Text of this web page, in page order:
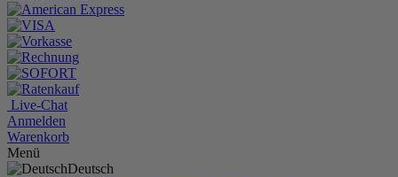
Live-Chat
Anmelden
Warenkorb
Menü
Deutsch